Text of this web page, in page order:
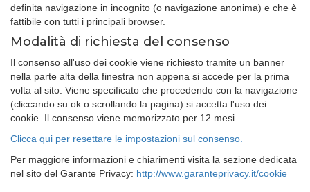
definita navigazione in incognito (o navigazione anonima) e che è
fattibile con tutti i principali browser.
Modalità di richiesta del consenso
Il consenso all'uso dei cookie viene richiesto tramite un banner
nella parte alta della finestra non appena si accede per la prima
volta al sito. Viene specificato che procedendo con la navigazione
(cliccando su ok o scrollando la pagina) si accetta l'uso dei
cookie. Il consenso viene memorizzato per 12 mesi.
Clicca qui per resettare le impostazioni sul consenso.
Per maggiore informazioni e chiarimenti visita la sezione dedicata
nel sito del Garante Privacy: http://www.garanteprivacy.it/cookie